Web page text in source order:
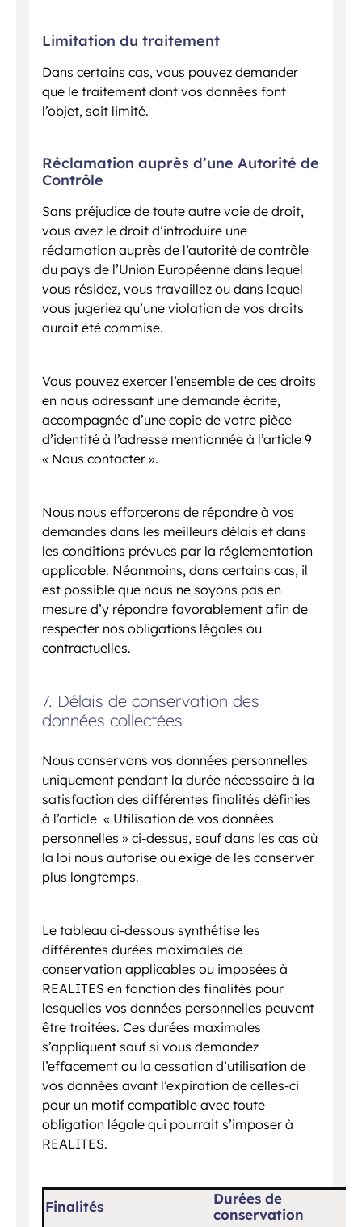
Limitation du traitement
Dans certains cas, vous pouvez demander
que le traitement dont vos données font
l’objet, soit limité.
Réclamation auprès d’une Autorité de
Contrôle
Sans préjudice de toute autre voie de droit,
vous avez le droit d’introduire une
réclamation auprès de l’autorité de contrôle
du pays de l’Union Européenne dans lequel
vous résidez, vous travaillez ou dans lequel
vous jugeriez qu’une violation de vos droits
aurait été commise.
Vous pouvez exercer l’ensemble de ces droits
en nous adressant une demande écrite,
accompagnée d’une copie de votre pièce
d’identité à l’adresse mentionnée à l’article 9
« Nous contacter ».
Nous nous efforcerons de répondre à vos
demandes dans les meilleurs délais et dans
les conditions prévues par la réglementation
applicable. Néanmoins, dans certains cas, il
est possible que nous ne soyons pas en
mesure d’y répondre favorablement afin de
respecter nos obligations légales ou
contractuelles.
7. Délais de conservation des
données collectées
Nous conservons vos données personnelles
uniquement pendant la durée nécessaire à la
satisfaction des différentes finalités définies
à l’article « Utilisation de vos données
personnelles » ci-dessus, sauf dans les cas où
la loi nous autorise ou exige de les conserver
plus longtemps.
Le tableau ci-dessous synthétise les
différentes durées maximales de
conservation applicables ou imposées à
REALITES en fonction des finalités pour
lesquelles vos données personnelles peuvent
être traitées. Ces durées maximales
s’appliquent sauf si vous demandez
l’effacement ou la cessation d’utilisation de
vos données avant l’expiration de celles-ci
pour un motif compatible avec toute
obligation légale qui pourrait s’imposer à
REALITES.
Finalités
Durées de
conservation